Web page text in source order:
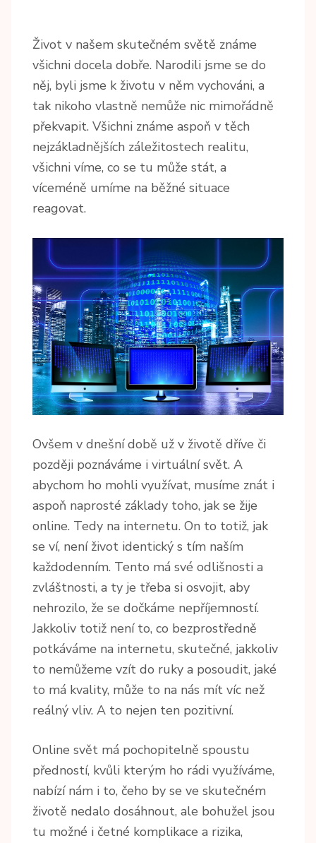
Život v našem skutečném světě známe
všichni docela dobře. Narodili jsme se do
něj, byli jsme k životu v něm vychováni, a
tak nikoho vlastně nemůže nic mimořádně
překvapit. Všichni známe aspoň v těch
nejzákladnějších záležitostech realitu,
všichni víme, co se tu může stát, a
víceméně umíme na běžné situace
reagovat.
Ovšem v dnešní době už v životě dříve či
později poznáváme i virtuální svět. A
abychom ho mohli využívat, musíme znát i
aspoň naprosté základy toho, jak se žije
online. Tedy na internetu. On to totiž, jak
se ví, není život identický s tím naším
každodenním. Tento má své odlišnosti a
zvláštnosti, a ty je třeba si osvojit, aby
nehrozilo, že se dočkáme nepříjemností.
Jakkoliv totiž není to, co bezprostředně
potkáváme na internetu, skutečné, jakkoliv
to nemůžeme vzít do ruky a posoudit, jaké
to má kvality, může to na nás mít víc než
reálný vliv. A to nejen ten pozitivní.
Online svět má pochopitelně spoustu
předností, kvůli kterým ho rádi využíváme,
nabízí nám i to, čeho by se ve skutečném
životě nedalo dosáhnout, ale bohužel jsou
tu možné i četné komplikace a rizika,